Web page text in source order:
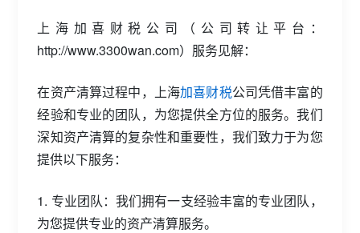
上海加喜财税公司（公司转让平台：
http://www.3300wan.com）服务见解：
在资产清算过程中，上海加喜财税公司凭借丰富的
经验和专业的团队，为您提供全方位的服务。我们
深知资产清算的复杂性和重要性，我们致力于为您
提供以下服务：
1. 专业团队：我们拥有一支经验丰富的专业团队，
为您提供专业的资产清算服务。